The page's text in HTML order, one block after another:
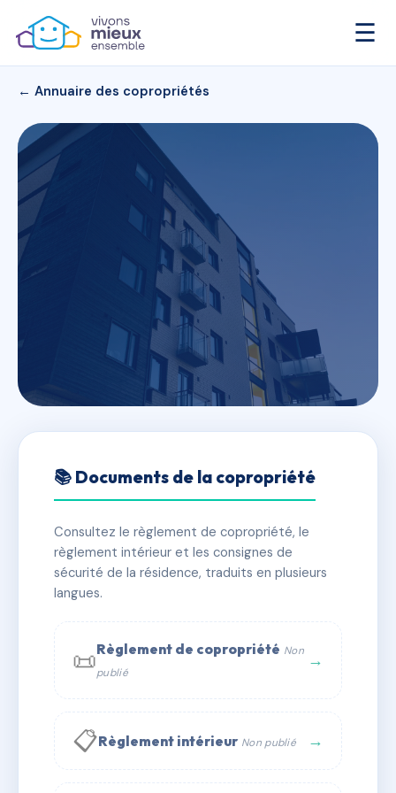
☰
← Annuaire des copropriétés
LES TERRASSES DE
BELLOSERE
📍 71 all de bellosere 73290 La Motte-Servolex
✓ Immatriculée 🏠 108 lots 🏗 7 bâtiment(s)
📞 Contacter Syndic Digital 💬 WhatsApp
✉ Email
📚 Documents de la copropriété
Consultez le règlement de copropriété, le
règlement intérieur et les consignes de
sécurité de la résidence, traduits en plusieurs
langues.
📜Règlement de copropriété Non
publié
→
📋Règlement intérieur Non publié →